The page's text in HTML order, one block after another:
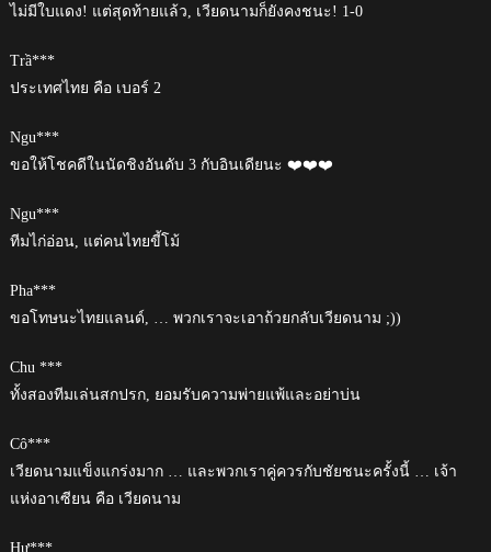
ไม่มีใบแดง! แต่สุดท้ายแล้ว, เวียดนามก็ยังคงชนะ! 1-0
Trầ***
ประเทศไทย คือ เบอร์ 2
Ngu***
ขอให้โชคดีในนัดชิงอันดับ 3 กับอินเดียนะ ❤️❤️❤️
Ngu***
ทีมไก่อ่อน, แต่คนไทยขี้โม้
Pha***
ขอโทษนะไทยแลนด์, … พวกเราจะเอาถ้วยกลับเวียดนาม ;))
Chu ***
ทั้งสองทีมเล่นสกปรก, ยอมรับความพ่ายแพ้และอย่าบ่น
Cô***
เวียดนามแข็งแกร่งมาก … และพวกเราคู่ควรกับชัยชนะครั้งนี้ … เจ้า
แห่งอาเซียน คือ เวียดนาม
Hư***